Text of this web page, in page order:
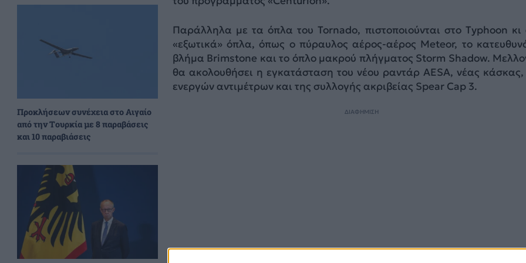
Προκλήσεων συνέχεια στο Αιγαίο
από την Τουρκία με 8 παραβάσεις
και 10 παραβιάσεις
Παράλληλα με τα όπλα του Tornado, πιστοποιούνται στο Typhoon
«εξωτικά» όπλα, όπως ο πύραυλος αέρος-αέρος Meteor, το
βλήμα Brimstone και το όπλο μακρού πλήγματος Storm Shadow.
θα ακολουθήσει η εγκατάσταση του νέου ραντάρ AESA, νέας
ενεργών αντιμέτρων και της συλλογής ακριβείας Spear Cap 3.
ΔΙΑΦΗΜΙΣΗ